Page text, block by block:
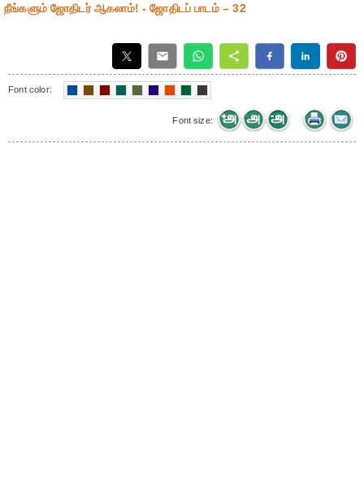
நீங்களும் ஜோதிடர் ஆகலாம்! - ஜோதிடப் பாடம் – 32
Font color:
Font size: